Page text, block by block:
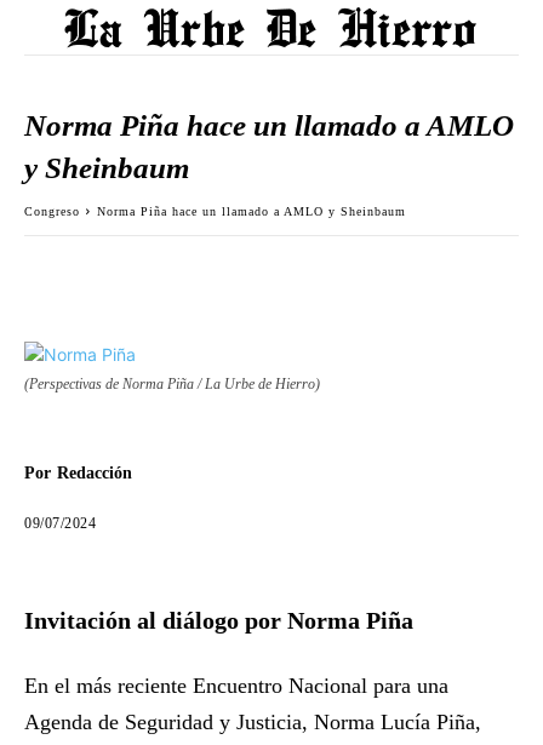
Norma Piña hace un llamado a AMLO
y Sheinbaum
Congreso Norma Piña hace un llamado a AMLO y Sheinbaum
(Perspectivas de Norma Piña / La Urbe de Hierro)
Por Redacción
09/07/2024
Invitación al diálogo por Norma Piña
En el más reciente Encuentro Nacional para una
Agenda de Seguridad y Justicia, Norma Lucía Piña,